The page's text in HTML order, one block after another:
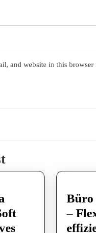
and website in this
Büro
–